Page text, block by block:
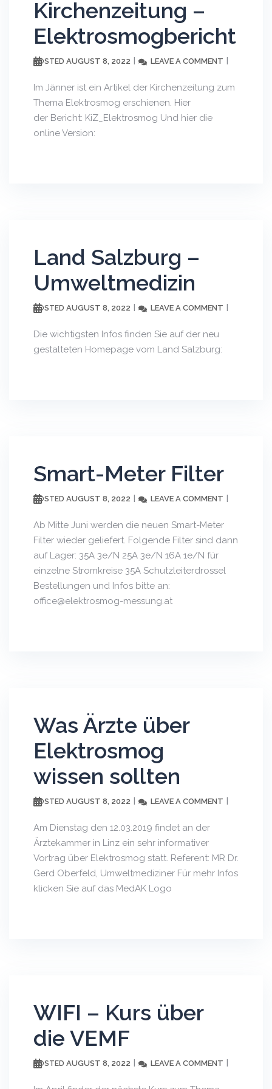
Kirchenzeitung –
Elektrosmogbericht
POSTED AUGUST 8, 2022 LEAVE A COMMENT
Im Jänner ist ein Artikel der Kirchenzeitung zum
Thema Elektrosmog erschienen. Hier
der Bericht: KiZ_Elektrosmog Und hier die
online Version:
Land Salzburg –
Umweltmedizin
POSTED AUGUST 8, 2022 LEAVE A COMMENT
Die wichtigsten Infos finden Sie auf der neu
gestalteten Homepage vom Land Salzburg:
Smart-Meter Filter
POSTED AUGUST 8, 2022 LEAVE A COMMENT
Ab Mitte Juni werden die neuen Smart-Meter
Filter wieder geliefert. Folgende Filter sind dann
auf Lager: 35A 3e/N 25A 3e/N 16A 1e/N für
einzelne Stromkreise 35A Schutzleiterdrossel
Bestellungen und Infos bitte an:
office@elektrosmog-messung.at
Was Ärzte über
Elektrosmog
wissen sollten
POSTED AUGUST 8, 2022 LEAVE A COMMENT
Am Dienstag den 12.03.2019 findet an der
Ärztekammer in Linz ein sehr informativer
Vortrag über Elektrosmog statt. Referent: MR Dr.
Gerd Oberfeld, Umweltmediziner Für mehr Infos
klicken Sie auf das MedAK Logo
WIFI – Kurs über
die VEMF
POSTED AUGUST 8, 2022 LEAVE A COMMENT